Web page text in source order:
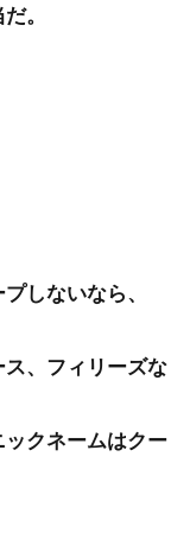
。
しないなら、
、フィリーズな
クネームはクー